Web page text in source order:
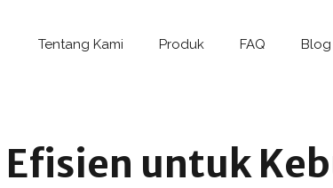
Tentang Kami Produk FAQ Blog
untuk